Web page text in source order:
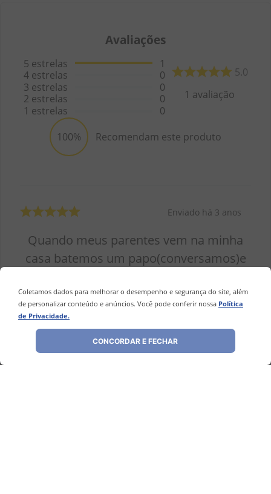
Coletamos dados para melhorar o desempenho e segurança do site, além
de personalizar conteúdo e anúncios. Você pode conferir nossa Política
de Privacidade.
CONCORDAR E FECHAR
Avaliações
5 estrelas
4estrelas
3 estrelas
2 estrelas
1 estrelas
1
0
0
0
0
5.0
1 avaliação
100% Recomendam este produto
Enviado há 3 anos
Quando meus parentes vem na minha
casa batemos um papo(conversamos)e
Recheado. Traz alegria e diversão pro
ambiente e descontração. ,
Você recomendaria esse produto a um amigo?